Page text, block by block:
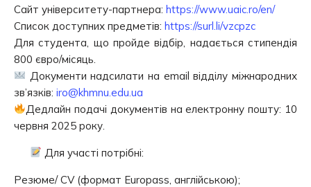
Сайт університету-партнера: https://www.uaic.ro/en/
Список доступних предметів: https://surl.li/vzcpzc
Для студента, що пройде відбір, надається стипендія
800 євро/місяць.
Документи надсилати на email відділу міжнародних
зв’язків: iro@khmnu.edu.ua
Дедлайн подачі документів на електронну пошту: 10
червня 2025 року.
Для участі потрібні:
Резюме/ CV (формат Europass, англійською);